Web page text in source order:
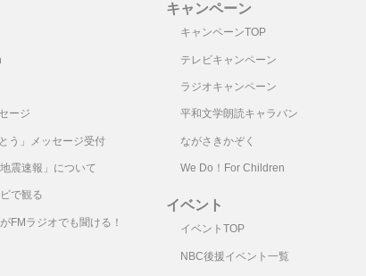
ージ
う」メッセージ受付
震速報」について
で観る
FMラジオでも聞ける！
キャンペーン
キャンペーンTOP
テレビキャンペーン
ラジオキャンペーン
平和文学朗読キャラバン
ながさきかぞく
We Do！For Children
イベント
イベントTOP
NBC後援イベント一覧